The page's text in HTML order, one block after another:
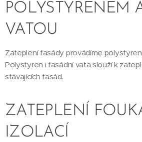
POLYSTYRENEM
VATOU
Zateplení fasády provádíme
Polystyren i fasádní vata slouží k
stávajících fasád.
ZATEPLENÍ
IZOLACÍ